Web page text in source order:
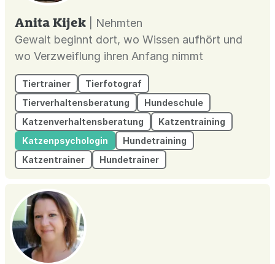
Anita Kijek
| Nehmten
Gewalt beginnt dort, wo Wissen aufhört und
wo Verzweiflung ihren Anfang nimmt
Tiertrainer
Tierfotograf
Tierverhaltensberatung
Hundeschule
Katzenverhaltensberatung
Katzentraining
Katzenpsychologin
Hundetraining
Katzentrainer
Hundetrainer